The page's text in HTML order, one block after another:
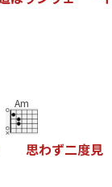
Am
思わず二度見